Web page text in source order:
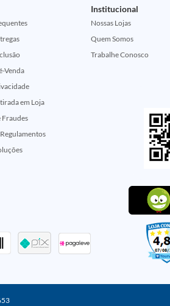
Venda
em Loja
Fraudes
Institucional
Nossas Lojas
Quem Somos
Trabalhe Conosco